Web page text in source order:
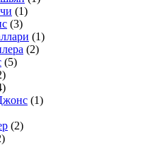
(1)
(3)
(1)
(2)
(5)
(1)
(2)